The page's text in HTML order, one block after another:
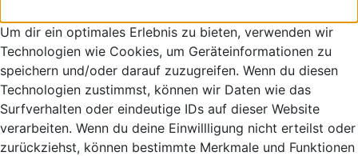
Um dir ein optimales Erlebnis zu bieten, verwenden wir
Technologien wie Cookies, um Geräteinformationen zu
speichern und/oder darauf zuzugreifen. Wenn du diesen
Technologien zustimmst, können wir Daten wie das
Surfverhalten oder eindeutige IDs auf dieser Website
verarbeiten. Wenn du deine Einwillligung nicht erteilst oder
zurückziehst, können bestimmte Merkmale und Funktionen